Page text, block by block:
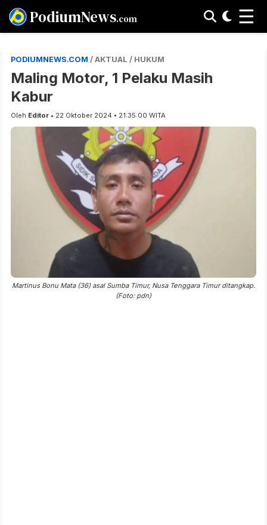
PodiumNews.com ☰
PODIUMNEWS.COM / AKTUAL / HUKUM
Maling Motor, 1 Pelaku Masih
Kabur
Oleh Editor • 22 Oktober 2024 • 21:35:00 WITA
Martinus Bonu Mata (36) asal Sumba Timur, Nusa Tenggara Timur ditangkap.
(Foto: pdn)